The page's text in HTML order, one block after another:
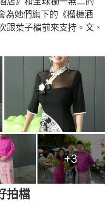
為她們旗下的《榴槤酒
跟葉子楣前來支持。文、
+3
拍檔